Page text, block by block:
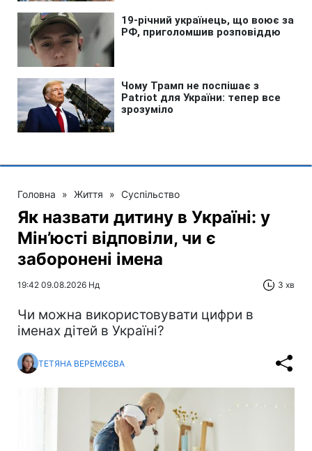
Головна » Життя » Суспільство
Як назвати дитину в Україні: у
Мін’юсті відповіли, чи є
заборонені імена
19:42 09.08.2026 Нд 3 хв
Чи можна використовувати цифри в
іменах дітей в Україні?
ТЕТЯНА ВЕРЕМЄЄВА